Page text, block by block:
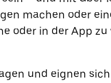
machen oder
oder in der App
und eignen